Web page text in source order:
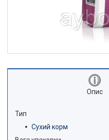
Опис
Тип
Сухий корм